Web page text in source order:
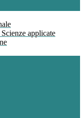
applicate